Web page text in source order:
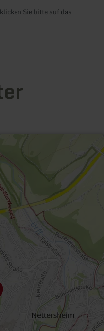
Sie bitte auf das